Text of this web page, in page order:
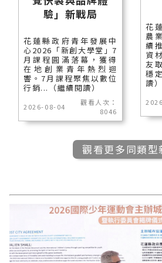
驗」新戰局
花蓮縣政府青年發展中
心2026「新創大學堂」7
月課程圓滿落幕，獲得
在地創業青年熱烈迴
響。7月課程聚焦以數位
行銷...（繼續閱讀）
2026-08-04
觀看人次：
8046
花
農
續
資
友
穩
讀）
觀看更多同類型